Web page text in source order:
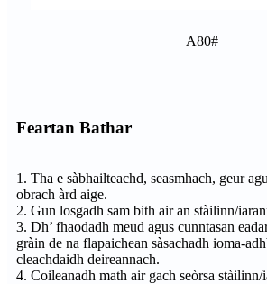
A80#
Feartan Bathar
1. Tha e sàbhailteachd, seasmhach, geur
obrach àrd aige.
2. Gun losgadh sam bith air an stàilinn/
3. Dh’ fhaodadh meud agus cunntasan
gràin de na flapaichean sàsachadh ioma-
cleachdaidh deireannach.
4. Coileanadh math air gach seòrsa stàilinn/